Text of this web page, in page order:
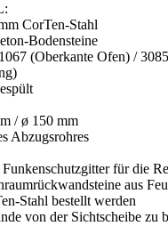
CorTen-Stahl
Bodensteine
(Oberkante Ofen) /
/ ø 150 mm
Abzugsrohres
für die
aus
Stahl bestellt werden
von der Sichtscheibe zu